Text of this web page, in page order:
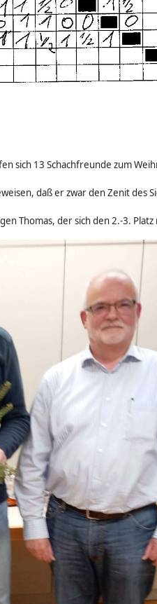
sich 13 Schachfreunde zum
daß er zwar den Zenit des
Thomas, der sich den 2.-3. Platz